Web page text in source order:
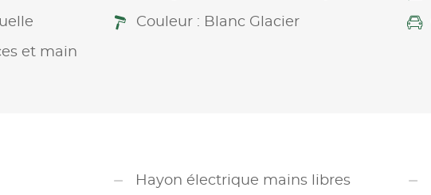
Couleur : Blanc Glacier
et main
Hayon électrique mains libres